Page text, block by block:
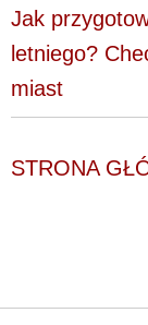
Jak
letniego?
miast
STRONA